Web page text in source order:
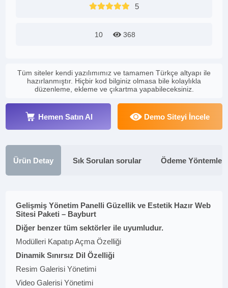
5
10 368
Tüm siteler kendi yazılımımız ve tamamen Türkçe altyapı ile
hazırlanmıştır. Hiçbir kod bilginiz olmasa bile kolaylıkla
düzenleme, ekleme ve çıkartma yapabileceksiniz.
Hemen Satın Al Demo Siteyi İncele
Ürün Detay Sık Sorulan sorular Ödeme Yöntemleri
Gelişmiş Yönetim Panelli Güzellik ve Estetik Hazır Web
Sitesi Paketi – Bayburt
Diğer benzer tüm sektörler ile uyumludur.
Modülleri Kapatıp Açma Özelliği
Dinamik Sınırsız Dil Özelliği
Resim Galerisi Yönetimi
Video Galerisi Yönetimi